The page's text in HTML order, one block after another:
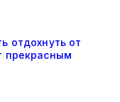
отдохнуть от
прекрасным